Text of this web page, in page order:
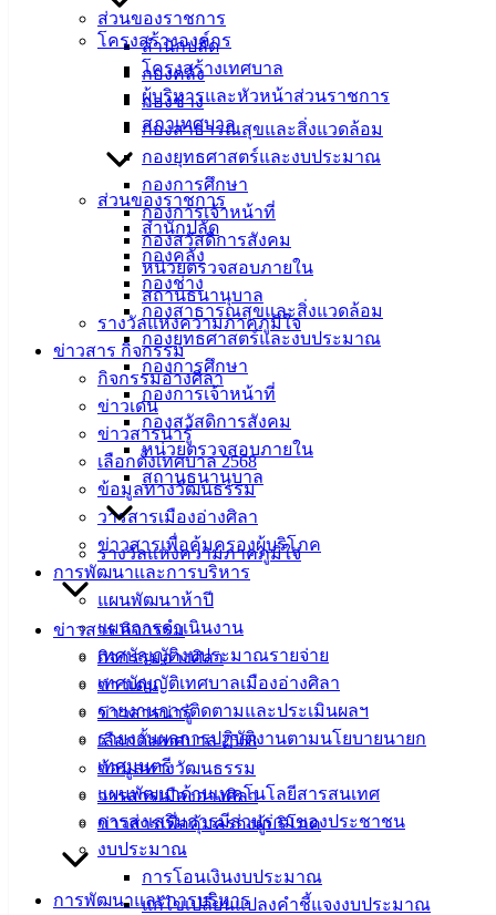
ส่วนของราชการ
สำนักปลัด
กองคลัง
กองช่าง
กองสาธารณสุขและสิ่งแวดล้อม
กองยุทธศาสตร์และงบประมาณ
กองการศึกษา
กองการเจ้าหน้าที่
กองสวัสดิการสังคม
หน่วยตรวจสอบภายใน
สถานธนานุบาล
รางวัลแห่งความภาคภูมิใจ
ข่าวสาร กิจกรรม
กิจกรรมอ่างศิลา
ข่าวเด่น
ข่าวสารน่ารู้
เลือกตั้งเทศบาล 2568
ข้อมูลทางวัฒนธรรม
วารสารเมืองอ่างศิลา
ข่าวสารเพื่อคุ้มครองผู้บริโภค
การพัฒนาและการบริหาร
แผนพัฒนาห้าปี
แผนการดำเนินงาน
เทศบัญญัติงบประมาณรายจ่าย
เทศบัญญัติเทศบาลเมืองอ่างศิลา
รายงานการติดตามและประเมินผลฯ
รายงานผลการปฏิบัติงานตามนโยบายนายก
เทศมนตรี
แผนพัฒนาด้านเทคโนโลยีสารสนเทศ
การส่งเสริมการมีส่วนร่วมของประชาชน
งบประมาณ
การโอนเงินงบประมาณ
แก้ไขเปลี่ยนแปลงคำชี้แจงงบประมาณ
โครงสร้างองค์กร
โครงสร้างเทศบาล
ผู้บริหารและหัวหน้าส่วนราชการ
สภาเทศบาล
ส่วนของราชการ
สำนักปลัด
กองคลัง
กองช่าง
กองสาธารณสุขและสิ่งแวดล้อม
กองยุทธศาสตร์และงบประมาณ
กองการศึกษา
กองการเจ้าหน้าที่
กองสวัสดิการสังคม
หน่วยตรวจสอบภายใน
สถานธนานุบาล
รางวัลแห่งความภาคภูมิใจ
ข่าวสาร กิจกรรม
กิจกรรมอ่างศิลา
ข่าวเด่น
ข่าวสารน่ารู้
เลือกตั้งเทศบาล 2568
ข้อมูลทางวัฒนธรรม
วารสารเมืองอ่างศิลา
ข่าวสารเพื่อคุ้มครองผู้บริโภค
การพัฒนาและการบริหาร
ม.3 ต.เสม็ด
อ.เมือง จ.ชลบุรี
142-100-104
บริการ
ประชาชน
ดาวน์โหลด
แบบ
ฟอร์ม,
เอกสาร
คู่มือ
สำหรับ
ประชาชน/
คู่มือการ
ปฏิบัติ
งาน
ข่าวสาร
น่ารู้
ศุนย์
ข้อมูล
ข่าวสาร
อิเล็กทรอนิกส์